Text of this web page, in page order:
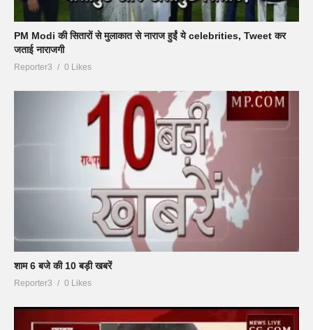
PM Modi की सितारों से मुलाकात से नाराज हुईं ये celebrities, Tweet कर
जताई नाराजगी
Reporter3 0 Likes
शाम 6 बजे की 10 बड़ी खबरें
Reporter3 0 Likes